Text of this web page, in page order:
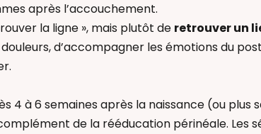
après l’accouchement.
la ligne », mais plutôt de retrouver un
d’accompagner les émotions du
4 à 6 semaines après la naissance (ou plus
de la rééducation périnéale. Les